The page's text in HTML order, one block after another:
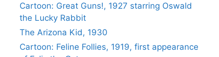
Cartoon: Great Guns!, 1927 starring Oswald
the Lucky Rabbit
The Arizona Kid, 1930
Cartoon: Feline Follies, 1919, first appearance